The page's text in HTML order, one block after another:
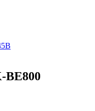
BE800